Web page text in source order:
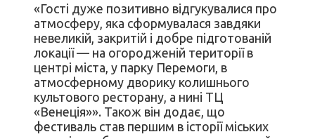
«Гості дуже позитивно відгукувалися про
атмосферу, яка сформувалася завдяки
невеликій, закритій і добре підготованій
локації — на огородженій території в
центрі міста, у парку Перемоги, в
атмосферному дворику колишнього
культового ресторану, а нині ТЦ
«Венеція»». Також він додає, що
фестиваль став першим в історії міських